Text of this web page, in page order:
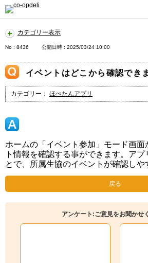
カテゴリー表示
No : 8436 公開日時 : 2025/03/24 10:00
イベントはどこから確認でき
カテゴリー： ほぺたんアプリ
ホームの「イベント参加」モード画面
ト情報を確認する事ができます。アプ
とで、所属生協のイベントが確認しや
戻る
アンケート:ご意見をお聞かせ